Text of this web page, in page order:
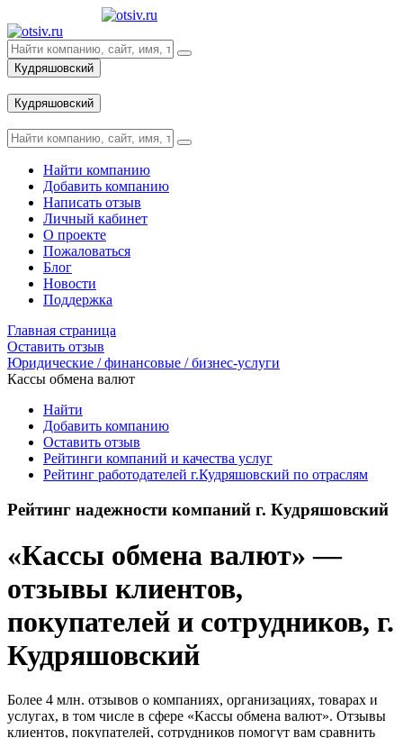
Кудряшовский
Кудряшовский
Найти компанию
Добавить компанию
Написать отзыв
Личный кабинет
О проекте
Пожаловаться
Блог
Новости
Поддержка
Главная страница
Оставить отзыв
Юридические / финансовые / бизнес-услуги
Кассы обмена валют
Найти
Добавить компанию
Оставить отзыв
Рейтинги компаний и качества услуг
Рейтинг работодателей г.Кудряшовский по отраслям
Рейтинг надежности компаний г. Кудряшовский
«Кассы обмена валют» —
отзывы клиентов,
покупателей и сотрудников, г.
Кудряшовский
Более 4 млн. отзывов о компаниях, организациях, товарах и
услугах, в том числе в сфере «Кассы обмена валют». Отзывы
клиентов, покупателей, сотрудников помогут вам сравнить